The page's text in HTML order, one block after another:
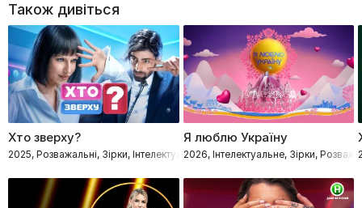
Також дивіться
Хто зверху?
2025, Розважальні, Зірки, Інтелектуальне
Я люблю Україну
2026, Інтелектуальне, Зірки,